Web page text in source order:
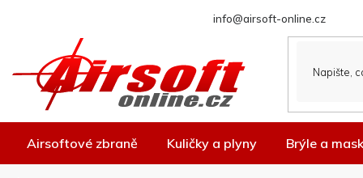
info@airsoft-online.cz
Airsoftové zbraně Kuličky a plyny Brýle a